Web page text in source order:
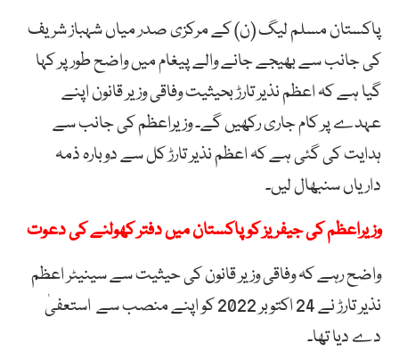
پاکستان مسلم لیگ (ن) کے مرکزی صدر میاں شہباز شریف
کی جانب سے بھیجے جانے والے پیغام میں واضح طور پر کہا
گیا ہے کہ اعظم نذیر تارڑ بحیثیت وفاقی وزیر قانون اپنے
عہدے پر کام جاری رکھیں گے۔ وزیراعظم کی جانب سے
ہدایت کی گئی ہے کہ اعظم نذیر تارڑ کل سے دوبارہ ذمہ
داریاں سنبھال لیں۔
وزیراعظم کی جیفریز کو پاکستان میں دفتر کھولنے کی دعوت
واضح رہے کہ وفاقی وزیر قانون کی حیثیت سے سینیٹر اعظم
نذیر تارڑ نے 24 اکتوبر 2022 کو اپنے منصب سے استعفیٰ
دے دیا تھا۔